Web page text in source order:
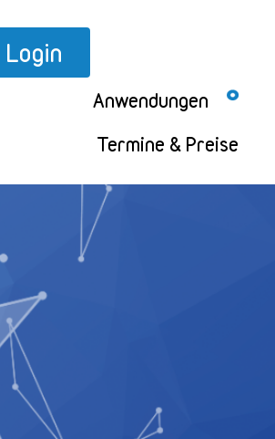
Login
Anwendungen
Termine & Preise